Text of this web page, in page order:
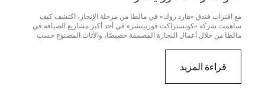
مع اقتراب فندق «هارد روك» في مالطا من مرحلة الإنجاز، اكتشف كيف
ساهمت شركة «كونستراكت فورنيتشر» في أحد أكبر مشاريع الضيافة في
مالطا من خلال أعمال النجارة المصممة خصيصًا، والأثاث المصنوع حسب
قراءة المزيد